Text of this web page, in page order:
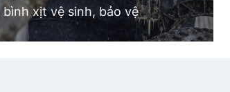
xịt vệ sinh, bảo vệ